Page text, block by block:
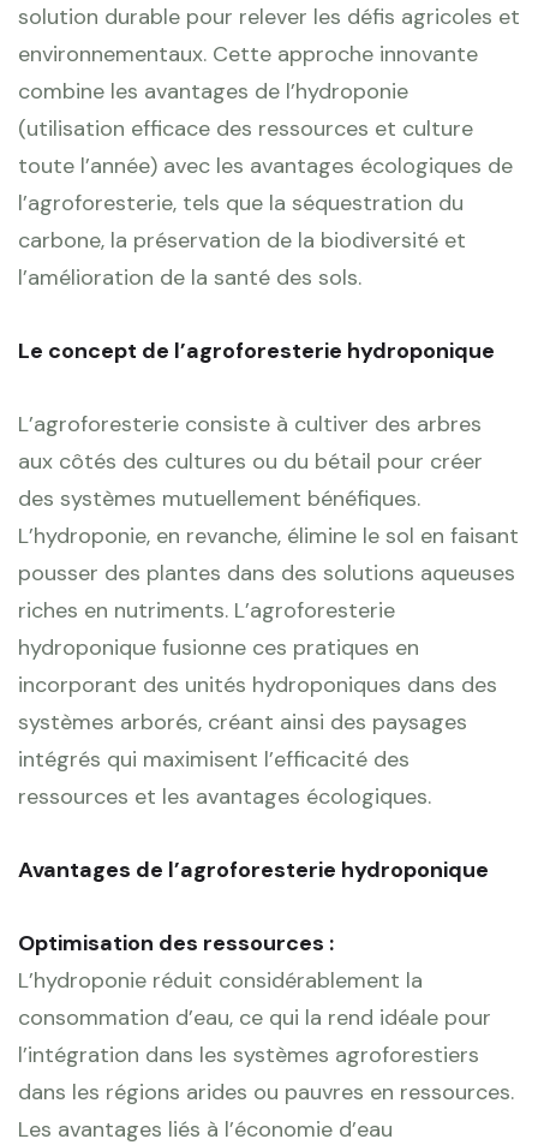
solution durable pour relever les défis agricoles et
environnementaux. Cette approche innovante
combine les avantages de l’hydroponie
(utilisation efficace des ressources et culture
toute l’année) avec les avantages écologiques de
l’agroforesterie, tels que la séquestration du
carbone, la préservation de la biodiversité et
l’amélioration de la santé des sols.
Le concept de l’agroforesterie hydroponique
L’agroforesterie consiste à cultiver des arbres
aux côtés des cultures ou du bétail pour créer
des systèmes mutuellement bénéfiques.
L’hydroponie, en revanche, élimine le sol en faisant
pousser des plantes dans des solutions aqueuses
riches en nutriments. L’agroforesterie
hydroponique fusionne ces pratiques en
incorporant des unités hydroponiques dans des
systèmes arborés, créant ainsi des paysages
intégrés qui maximisent l’efficacité des
ressources et les avantages écologiques.
Avantages de l’agroforesterie hydroponique
Optimisation des ressources :
L’hydroponie réduit considérablement la
consommation d’eau, ce qui la rend idéale pour
l’intégration dans les systèmes agroforestiers
dans les régions arides ou pauvres en ressources.
Les avantages liés à l’économie d’eau